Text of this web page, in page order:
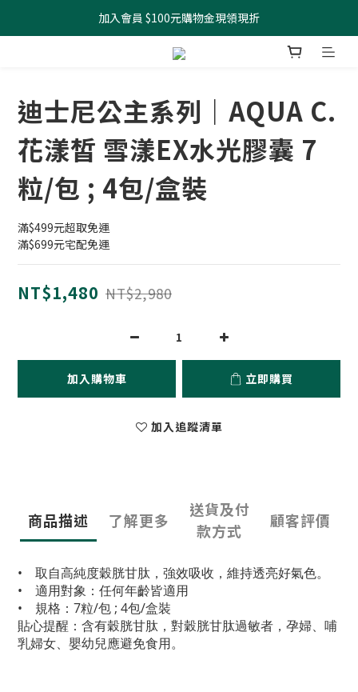
全館滿499元起 宅配免運
加入會員 $100元購物金現領現折
全館滿499元起 宅配免運
迪士尼公主系列｜AQUA C.
花漾皙 雪漾EX水光膠囊 7
粒/包 ; 4包/盒裝
滿$499元超取免運
滿$699元宅配免運
NT$1,480 NT$2,980
加入購物車 立即購買
加入追蹤清單
商品描述 了解更多
送貨及付
款方式
顧客評價
• 取自高純度穀胱甘肽，強效吸收，維持透亮好氣色。
• 適用對象：任何年齡皆適用
• 規格：7粒/包 ; 4包/盒裝
貼心提醒：含有穀胱甘肽，對穀胱甘肽過敏者，孕婦、哺
乳婦女、嬰幼兒應避免食用。